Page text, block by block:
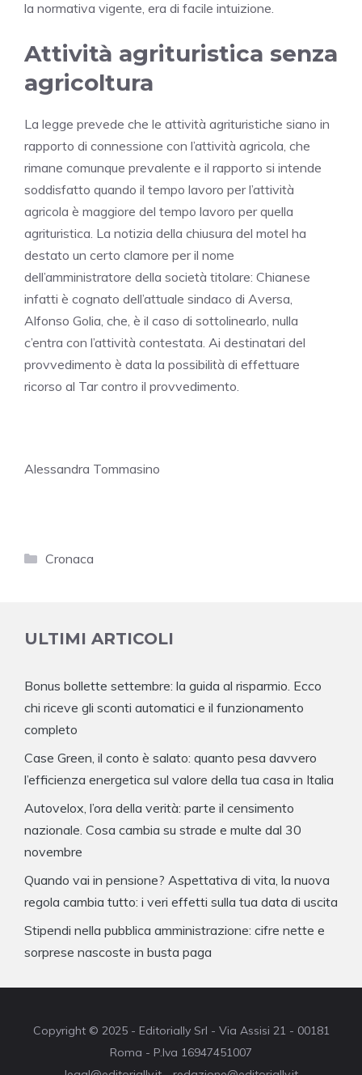
la normativa vigente, era di facile intuizione.
Attività agrituristica senza
agricoltura
La legge prevede che le attività agrituristiche siano in
rapporto di connessione con l’attività agricola, che
rimane comunque prevalente e il rapporto si intende
soddisfatto quando il tempo lavoro per l’attività
agricola è maggiore del tempo lavoro per quella
agrituristica. La notizia della chiusura del motel ha
destato un certo clamore per il nome
dell’amministratore della società titolare: Chianese
infatti è cognato dell’attuale sindaco di Aversa,
Alfonso Golia, che, è il caso di sottolinearlo, nulla
c’entra con l’attività contestata. Ai destinatari del
provvedimento è data la possibilità di effettuare
ricorso al Tar contro il provvedimento.
Alessandra Tommasino
Categorie
Cronaca
ULTIMI ARTICOLI
Bonus bollette settembre: la guida al risparmio. Ecco
chi riceve gli sconti automatici e il funzionamento
completo
Case Green, il conto è salato: quanto pesa davvero
l’efficienza energetica sul valore della tua casa in Italia
Autovelox, l’ora della verità: parte il censimento
nazionale. Cosa cambia su strade e multe dal 30
novembre
Quando vai in pensione? Aspettativa di vita, la nuova
regola cambia tutto: i veri effetti sulla tua data di uscita
Stipendi nella pubblica amministrazione: cifre nette e
sorprese nascoste in busta paga
Copyright © 2025 - Editorially Srl - Via Assisi 21 - 00181
Roma - P.Iva 16947451007